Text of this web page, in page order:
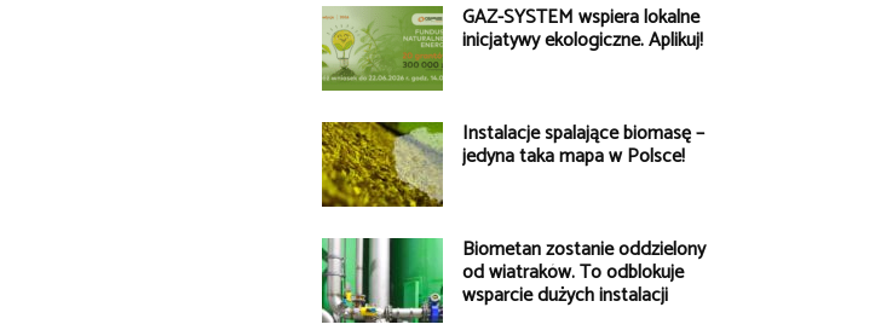
GAZ-SYSTEM wspiera lokalne
inicjatywy ekologiczne. Aplikuj!
Instalacje spalające biomasę –
jedyna taka mapa w Polsce!
Biometan zostanie oddzielony
od wiatraków. To odblokuje
wsparcie dużych instalacji